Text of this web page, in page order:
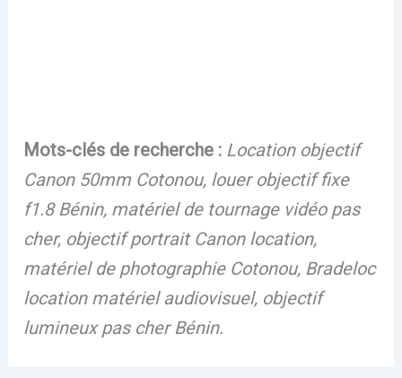
Mots-clés de recherche : Location objectif
Canon 50mm Cotonou, louer objectif fixe
f1.8 Bénin, matériel de tournage vidéo pas
cher, objectif portrait Canon location,
matériel de photographie Cotonou, Bradeloc
location matériel audiovisuel, objectif
lumineux pas cher Bénin.